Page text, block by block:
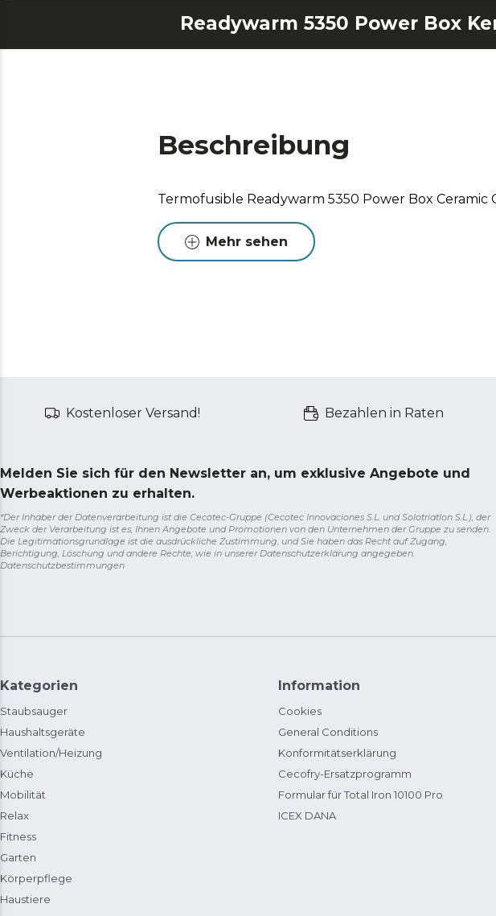
Beschreibung
Termofusible Readywarm 5350 Power Box Ceramic
Mehr sehen
Kostenloser Versand! Bezahlen in Raten
Melden Sie sich für den Newsletter an, um exklusive Angebote und
Werbeaktionen zu erhalten.
*Der Inhaber der Datenverarbeitung ist die Cecotec-Gruppe (Cecotec Innovaciones S.L. und Solotriatlon S.L.), der
Zweck der Verarbeitung ist es, Ihnen Angebote und Promotionen von den Unternehmen der Gruppe zu senden.
Die Legitimationsgrundlage ist die ausdrückliche Zustimmung, und Sie haben das Recht auf Zugang,
Berichtigung, Löschung und andere Rechte, wie in unserer Datenschutzerklärung angegeben.
Datenschutzbestimmungen
Kategorien
Staubsauger
Haushaltsgeräte
Ventilation/Heizung
Küche
Mobilität
Relax
Fitness
Garten
Körperpflege
Haustiere
Information
Cookies
General Conditions
Konformitätserklärung
Cecofry-Ersatzprogramm
Formular für Total Iron 10100 Pro
ICEX DANA